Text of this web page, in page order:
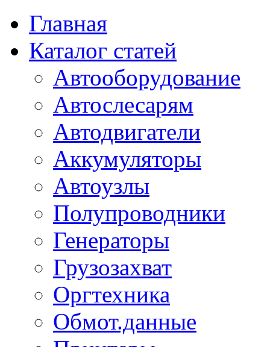
Главная
Каталог статей
Автооборудование
Автослесарям
Автодвигатели
Аккумуляторы
Автоузлы
Полупроводники
Генераторы
Грузозахват
Оргтехника
Обмот.данные